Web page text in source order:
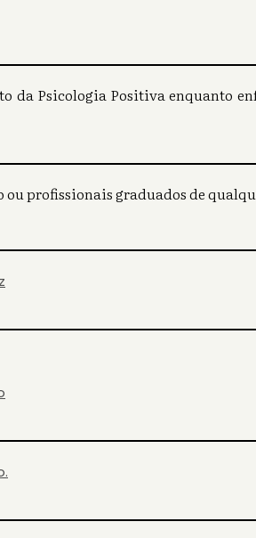
da Psicologia Positiva enquanto
ou profissionais graduados de